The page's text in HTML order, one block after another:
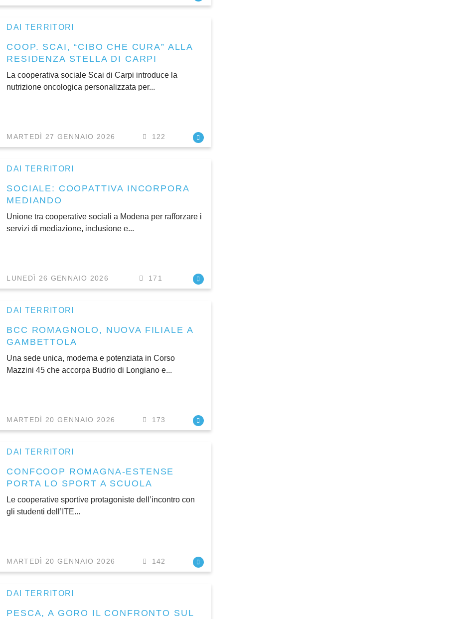
DAI TERRITORI
COOP. SCAI, “CIBO CHE CURA” ALLA
RESIDENZA STELLA DI CARPI
La cooperativa sociale Scai di Carpi introduce la
nutrizione oncologica personalizzata per...
MARTEDÌ 27 GENNAIO 2026 122
DAI TERRITORI
SOCIALE: COOPATTIVA INCORPORA
MEDIANDO
Unione tra cooperative sociali a Modena per rafforzare i
servizi di mediazione, inclusione e...
LUNEDÌ 26 GENNAIO 2026 171
DAI TERRITORI
BCC ROMAGNOLO, NUOVA FILIALE A
GAMBETTOLA
Una sede unica, moderna e potenziata in Corso
Mazzini 45 che accorpa Budrio di Longiano e...
MARTEDÌ 20 GENNAIO 2026 173
DAI TERRITORI
CONFCOOP ROMAGNA-ESTENSE
PORTA LO SPORT A SCUOLA
Le cooperative sportive protagoniste dell’incontro con
gli studenti dell’ITE...
MARTEDÌ 20 GENNAIO 2026 142
DAI TERRITORI
PESCA, A GORO IL CONFRONTO SUL